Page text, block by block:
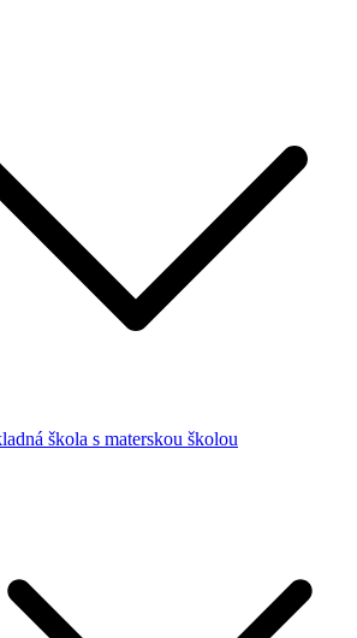
škola s materskou školou